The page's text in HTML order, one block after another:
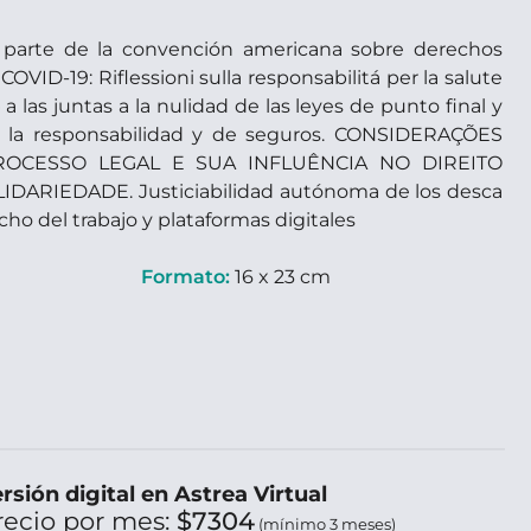
de la convención americana sobre derechos
19: Riflessioni sulla responsabilitá per la salute
las juntas a la nulidad de las leyes de punto final y
y de seguros. CONSIDERAÇÕES
LEGAL E SUA INFLUÊNCIA NO DIREITO
Justiciabilidad autónoma de los desca
del trabajo y plataformas digitales
Formato: 16 x 23 cm
digital en Astrea Virtual
por mes: $7304 (mínimo 3 meses)